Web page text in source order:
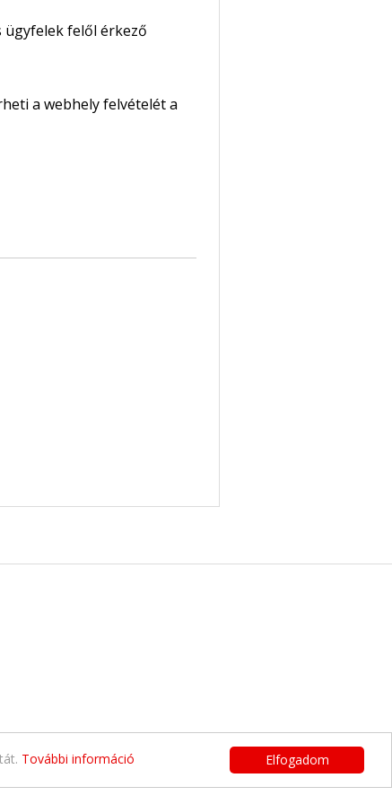
Elfogadom
További információ
ügyfelek felől érkező
a webhely felvételét a